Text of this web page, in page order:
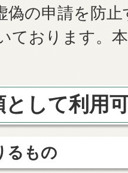
偽の申請を防
ております。
として利用
るもの